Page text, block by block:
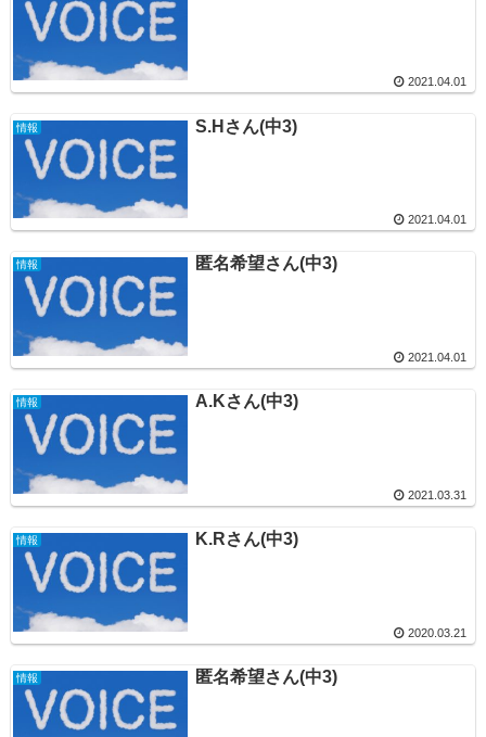
2021.04.01
情報 S.Hさん(中3)
2021.04.01
情報 匿名希望さん(中3)
2021.04.01
情報 A.Kさん(中3)
2021.03.31
情報 K.Rさん(中3)
2020.03.21
情報 匿名希望さん(中3)